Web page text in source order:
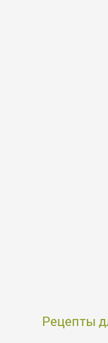
Рецепты